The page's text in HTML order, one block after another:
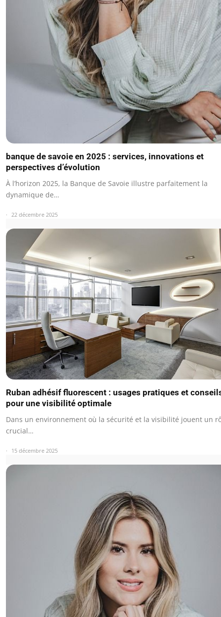
banque de savoie en 2025 : services, innovations et
perspectives d’évolution
À l’horizon 2025, la Banque de Savoie illustre parfaitement la
dynamique de…
22 décembre 2025
Ruban adhésif fluorescent : usages pratiques et
pour une visibilité optimale
Dans un environnement où la sécurité et la visibilité jouent un
crucial…
15 décembre 2025